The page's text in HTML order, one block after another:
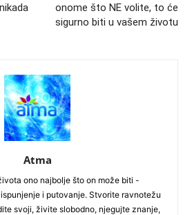
onome što NE volite, to će
sigurno biti u vašem životu
Atma
ono najbolje što on može biti -
i putovanje. Stvorite ravnotežu
svoji, živite slobodno, njegujte znanje,